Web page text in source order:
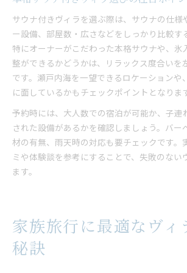
サウナ付きヴィラを選ぶ際は、サウナの仕様
ー設備、部屋数・広さなどをしっかり比較す
特にオーナーがこだわった本格サウナや、氷
整ができるかどうかは、リラックス度合いを
です。瀬戸内海を一望できるロケーションや
に面しているかもチェックポイントとなりま
予約時には、大人数での宿泊が可能か、子連
された設備があるかを確認しましょう。バー
材の有無、雨天時の対応も要チェックです。
ミや体験談を参考にすることで、失敗のない
ます。
家族旅行に最適なヴィ
秘訣